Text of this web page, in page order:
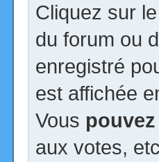
Cliquez sur
du forum ou
enregistré
est affichée
Vous pouvez
aux votes,